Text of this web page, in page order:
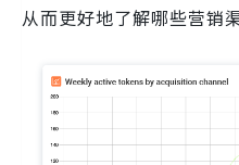
从而更好地了解哪些营销